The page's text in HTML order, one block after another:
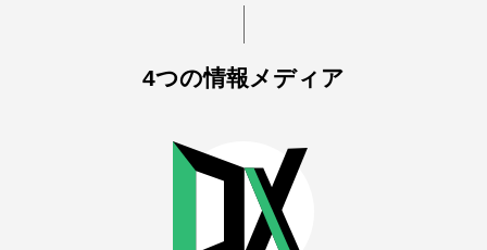
4つの情報メディア